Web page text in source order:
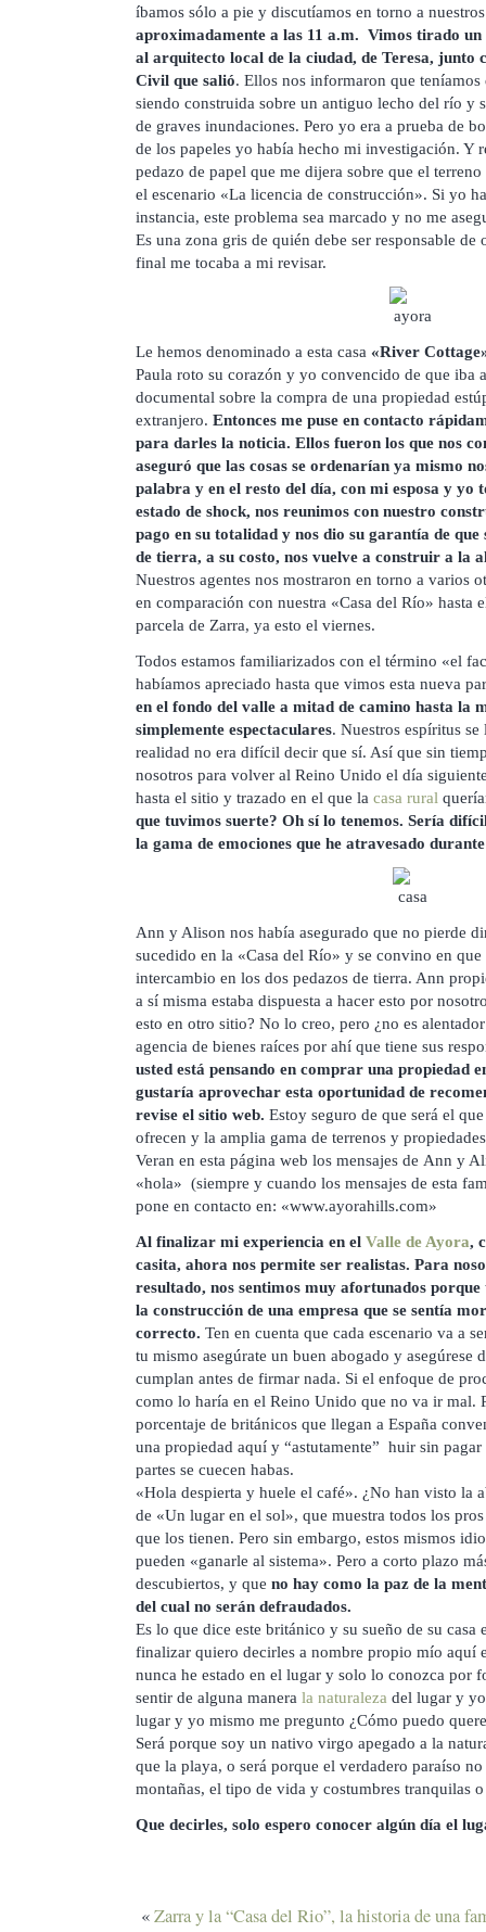
íbamos sólo a pie y discutíamos en torno a
aproximadamente a las 11 a.m. Vimos tirado
al arquitecto local de la ciudad, de Teresa, junto
Civil que salió. Ellos nos informaron que
siendo construida sobre un antiguo lecho del río y
de graves inundaciones. Pero yo era a prueba de
de los papeles yo había hecho mi investigación. Y
pedazo de papel que me dijera sobre que el
el escenario «La licencia de construcción». Si yo
instancia, este problema sea marcado y no me
Es una zona gris de quién debe ser responsable de
final me tocaba a mi revisar.
Le hemos denominado a esta casa «River
Paula roto su corazón y yo convencido de que iba
documental sobre la compra de una propiedad
extranjero. Entonces me puse en contacto
para darles la noticia. Ellos fueron los que nos
aseguró que las cosas se ordenarían ya mismo
palabra y en el resto del día, con mi esposa y yo
estado de shock, nos reunimos con nuestro
pago en su totalidad y nos dio su garantía de
de tierra, a su costo, nos vuelve a construir a la
Nuestros agentes nos mostraron en torno a varios
en comparación con nuestra «Casa del Río» hasta
parcela de Zarra, ya esto el viernes.
Todos estamos familiarizados con el término «el
habíamos apreciado hasta que vimos esta nueva
en el fondo del valle a mitad de camino hasta la
simplemente espectaculares. Nuestros espíritus
realidad no era difícil decir que sí. Así que sin
nosotros para volver al Reino Unido el día
hasta el sitio y trazado en el que la casa rural
que tuvimos suerte? Oh sí lo tenemos. Sería
la gama de emociones que he atravesado
Ann y Alison nos había asegurado que no pierde
sucedido en la «Casa del Río» y se convino en que
intercambio en los dos pedazos de tierra. Ann
a sí misma estaba dispuesta a hacer esto por
esto en otro sitio? No lo creo, pero ¿no es
agencia de bienes raíces por ahí que tiene sus
usted está pensando en comprar una propiedad
gustaría aprovechar esta oportunidad de
revise el sitio web. Estoy seguro de que será el
ofrecen y la amplia gama de terrenos y
Veran en esta página web los mensajes de Ann y
«hola» (siempre y cuando los mensajes de esta
pone en contacto en: «www.ayorahills.com»
Al finalizar mi experiencia en el Valle de Ayora,
casita, ahora nos permite ser realistas. Para
resultado, nos sentimos muy afortunados porque
la construcción de una empresa que se sentía
correcto. Ten en cuenta que cada escenario va a
tu mismo asegúrate un buen abogado y asegúrese
cumplan antes de firmar nada. Si el enfoque de
como lo haría en el Reino Unido que no va ir mal.
porcentaje de británicos que llegan a España
una propiedad aquí y “astutamente” huir sin
partes se cuecen habas.
«Hola despierta y huele el café». ¿No han visto la
de «Un lugar en el sol», que muestra todos los
que los tienen. Pero sin embargo, estos mismos
pueden «ganarle al sistema». Pero a corto plazo
descubiertos, y que no hay como la paz de la
del cual no serán defraudados.
Es lo que dice este británico y su sueño de su casa
finalizar quiero decirles a nombre propio mío aquí
nunca he estado en el lugar y solo lo conozca por
sentir de alguna manera la naturaleza del lugar y
lugar y yo mismo me pregunto ¿Cómo puedo
Será porque soy un nativo virgo apegado a la
que la playa, o será porque el verdadero paraíso
montañas, el tipo de vida y costumbres tranquilas
Que decirles, solo espero conocer algún día el
«Zarra y la “Casa del Rio”, la historia de una